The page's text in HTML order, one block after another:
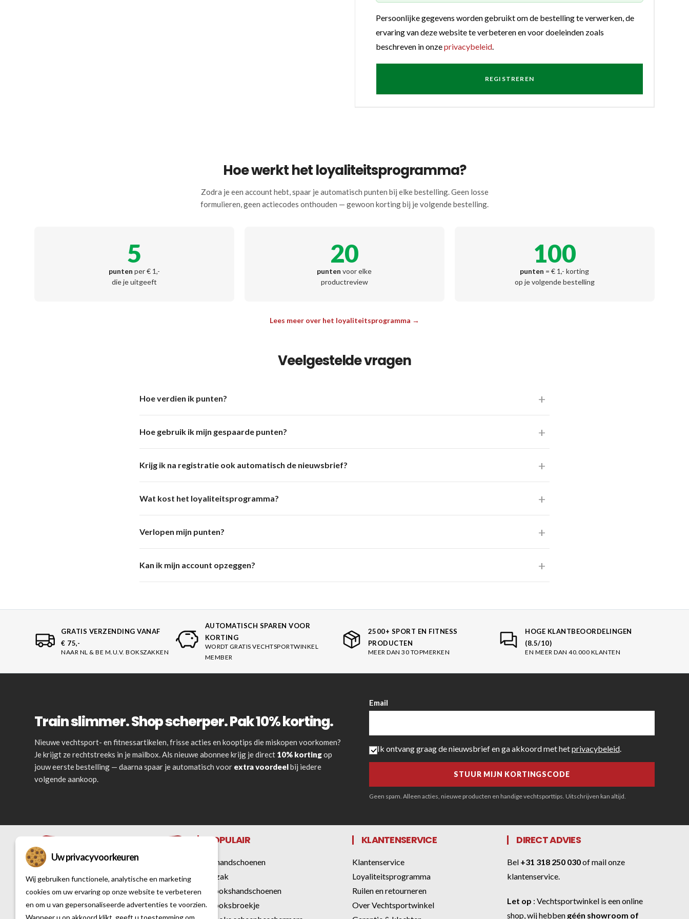
Persoonlijke gegevens worden gebruikt om de bestelling te verwerken, de
ervaring van deze website te verbeteren en voor doeleinden zoals
beschreven in onzeprivacybeleid.
REGISTREREN
Hoe werkt het loyaliteitsprogramma?
Zodra je een account hebt, spaar je automatisch punten bij elke bestelling. Geen losse
formulieren, geen actiecodes onthouden — gewoon korting bij je volgende bestelling.
5
punten per € 1,-
die je uitgeeft
20
punten voor elke
productreview
100
punten = € 1,- korting
op je volgende bestelling
Lees meer over het loyaliteitsprogramma →
Veelgestelde vragen
Hoe verdien ik punten?
Hoe gebruik ik mijn gespaarde punten?
Krijg ik na registratie ook automatisch de nieuwsbrief?
Wat kost het loyaliteitsprogramma?
Verlopen mijn punten?
Kan ik mijn account opzeggen?
GRATIS VERZENDING VANAF
€ 75,-
NAAR NL & BE M.U.V. BOKSZAKKEN
AUTOMATISCH SPAREN VOOR
KORTING
WORDT GRATIS VECHTSPORTWINKEL
MEMBER
2500+ SPORT EN FITNESS
PRODUCTEN
MEER DAN 30 TOPMERKEN
HOGE KLANTBEOORDELINGEN
(8.5/10)
EN MEER DAN 40.000 KLANTEN
Train slimmer. Shop scherper. Pak 10% korting.
Nieuwe vechtsport- en fitnessartikelen, frisse acties en kooptips die miskopen voorkomen?
Je krijgt ze rechtstreeks in je mailbox. Als nieuwe abonnee krijg je direct 10% kortingop
jouw eerste bestelling — daarna spaar je automatisch voor extra voordeelbij iedere
volgende aankoop.
Email
Ik ontvang graag de nieuwsbrief en ga akkoord met hetprivacybeleid.
Geen spam. Alleen acties, nieuwe producten en handige vechtsporttips. Uitschrijven kan altijd.
Al sinds 2007 is Vechtsportwinkel dé
POPULAIR
Bokshandschoenen
Bokszak
Kickbokshandschoenen
Kickboksbroekje
KLANTENSERVICE
Klantenservice
Loyaliteitsprogramma
Ruilen en retourneren
Over Vechtsportwinkel
DIRECT ADVIES
Bel +31 318 250 030ofmail onze
klantenservice.
Let op :Vechtsportwinkel is een online
shop, wij hebben géén showroom of
Uw privacyvoorkeuren
Wij gebruiken functionele, analytische en marketing
cookies om uw ervaring op onze website te verbeteren
en om u van gepersonaliseerde advertenties te voorzien.
Wanneer u op akkoord klikt, geeft u toestemming om